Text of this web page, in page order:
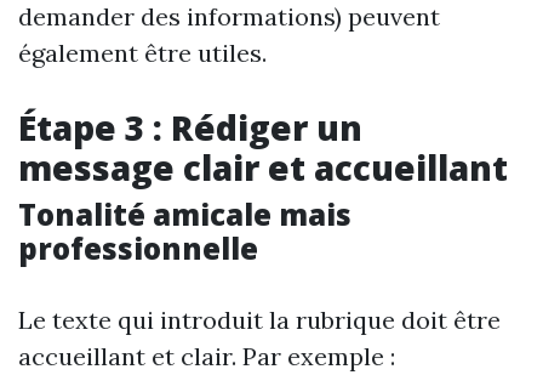
demander des informations) peuvent
également être utiles.
Étape 3 : Rédiger un
message clair et accueillant
Tonalité amicale mais
professionnelle
Le texte qui introduit la rubrique doit être
accueillant et clair. Par exemple :